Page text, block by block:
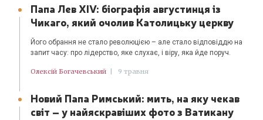
Папа Лев XIV: біографія августинця із
Чикаго, який очолив Католицьку церкву
Його обрання не стало революцією – але стало відповіддю на
запит часу: про лідерство, яке слухає, і віру, яка йде поруч.
Олексій Богачевський | 9 травня
Новий Папа Римський: мить, на яку чекав
світ – у найяскравіших фото з Ватикану